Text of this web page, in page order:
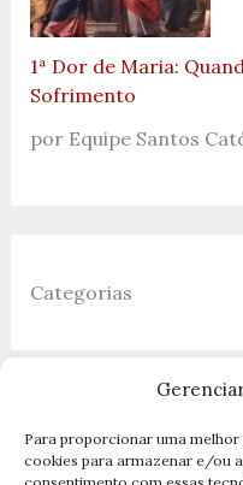
Para proporcionar uma
cookies para armazenar e/ou
1ª Dor de Maria:
Sofrimento
por Equipe Santos
Categorias
Anjos(6)
Apóstolos(14)